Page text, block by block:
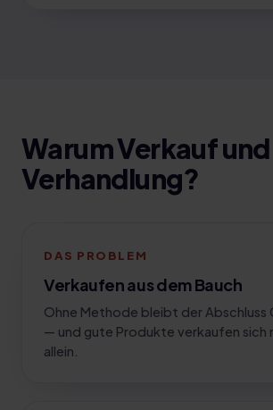
WarumVerkauf und
Verhandlung?
DAS PROBLEM
Verkaufen aus dem Bauch
Ohne Methode bleibt der Abschluss
— und gute Produkte verkaufen sich
allein.